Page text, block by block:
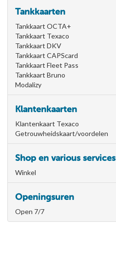
Tankkaarten
Tankkaart OCTA+
Tankkaart Texaco
Tankkaart DKV
Tankkaart CAPScard
Tankkaart Fleet Pass
Tankkaart Bruno
Modalizy
Klantenkaarten
Klantenkaart Texaco
Getrouwheidskaart/voordelen
Shop en various services
Winkel
Openingsuren
Open 7/7